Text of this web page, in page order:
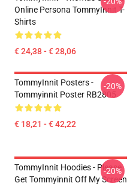
Online Persona TommyInnit T-
Shirts
€ 24,38 - € 28,06
TommyInnit Posters -
Tommyinnit Poster RB2805
€ 18,21 - € 42,22
-20%
TommyInnit Hoodies - Please
Get Tommyinnit Off My Screen
-20%